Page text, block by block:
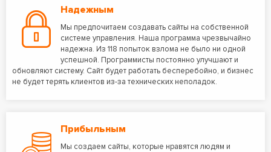
Надежным
Мы предпочитаем создавать сайты на собственной
системе управления. Наша программа чрезвычайно
надежна. Из 118 попыток взлома не было ни одной
успешной. Программисты постоянно улучшают и
обновляют систему. Сайт будет работать бесперебойно, и бизнес
не будет терять клиентов из-за технических неполадок.
Прибыльным
Мы создаем сайты, которые нравятся людям и